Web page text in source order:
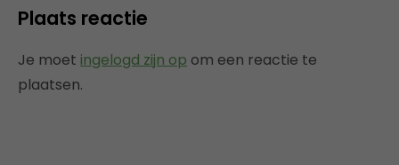
Plaats reactie
Je moet ingelogd zijn op om een reactie te
plaatsen.